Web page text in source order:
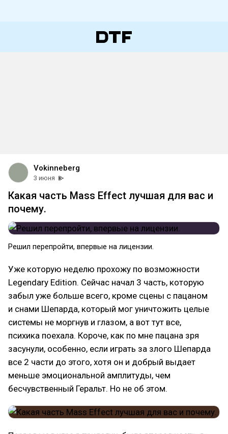
Vokinneberg
3 июня
Какая часть Mass Effect лучшая для вас и
почему.
Решил перепройти, впервые на лицензии.
Уже которую неделю прохожу по возможности
Legendary Edition. Сейчас начал 3 часть, которую
забыл уже больше всего, кроме сцены с пацаном
и снами Шепарда, который мог уничтожить целые
системы не моргнув и глазом, а вот тут все,
психика поехала. Короче, как по мне пацана зря
засунули, особенно, если играть за злого Шепарда
все 2 части до этого, хотя он и добрый выдает
меньше эмоциональной амплитуды, чем
бесчувственный Геральт. Но не об этом.